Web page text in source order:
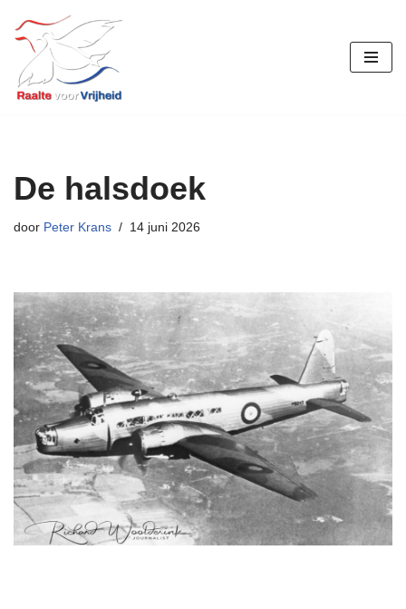
Ga
naar
de
De halsdoek
door Peter Krans 14 juni 2026